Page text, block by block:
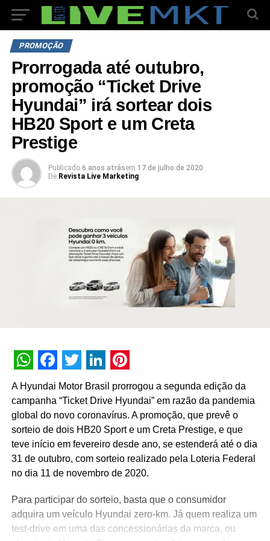
PROMOÇÃO
Prorrogada até outubro,
promoção “Ticket Drive
Hyundai” irá sortear dois
HB20 Sport e um Creta
Prestige
Publicado 6 anos atrásem 17 de julho de 2020
De Revista Live Marketing
WhatsApp
Facebook
Twitter
LinkedIn
Pinterest
A Hyundai Motor Brasil prorrogou a segunda edição da
campanha “Ticket Drive Hyundai” em razão da pandemia
global do novo coronavírus. A promoção, que prevê o
sorteio de dois HB20 Sport e um Creta Prestige, e que
teve início em fevereiro desde ano, se estenderá até o dia
31 de outubro, com sorteio realizado pela Loteria Federal
no dia 11 de novembro de 2020.
Para participar do sorteio, basta que o consumidor
adquira um veículo Hyundai zero-km. Já quem realiza um
test-drive em uma das concessionárias da marca, ou